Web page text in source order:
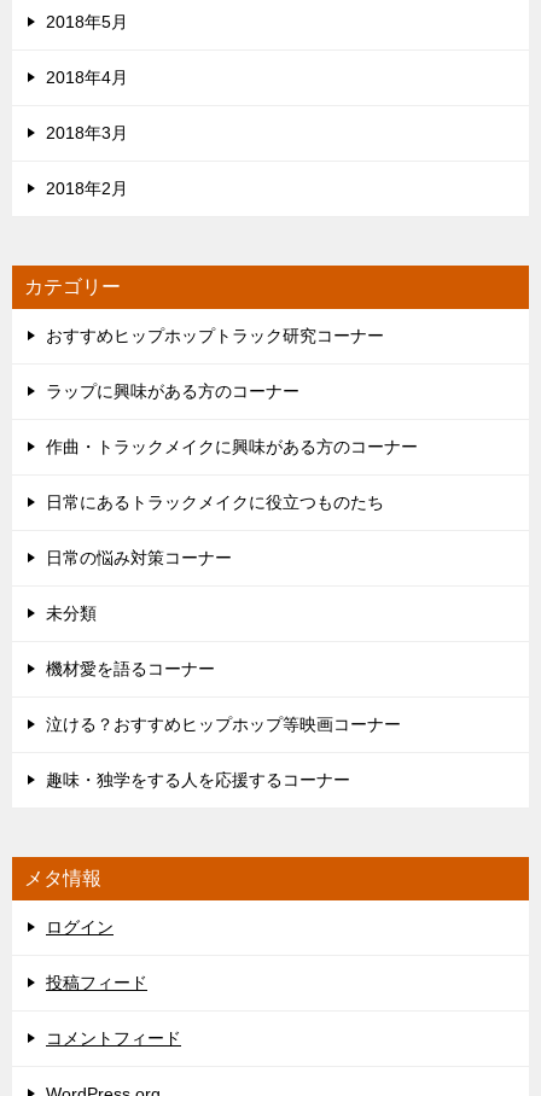
2018年5月
2018年4月
2018年3月
2018年2月
カテゴリー
おすすめヒップホップトラック研究コーナー
ラップに興味がある方のコーナー
作曲・トラックメイクに興味がある方のコーナー
日常にあるトラックメイクに役立つものたち
日常の悩み対策コーナー
未分類
機材愛を語るコーナー
泣ける？おすすめヒップホップ等映画コーナー
趣味・独学をする人を応援するコーナー
メタ情報
ログイン
投稿フィード
コメントフィード